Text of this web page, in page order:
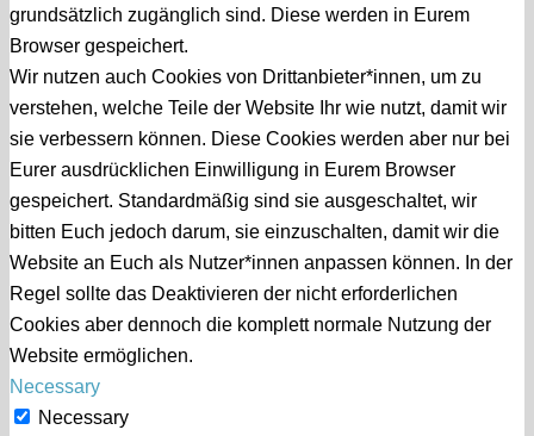
grundsätzlich zugänglich sind. Diese werden in Eurem
Browser gespeichert.
Wir nutzen auch Cookies von Drittanbieter*innen, um zu
verstehen, welche Teile der Website Ihr wie nutzt, damit wir
sie verbessern können. Diese Cookies werden aber nur bei
Eurer ausdrücklichen Einwilligung in Eurem Browser
gespeichert. Standardmäßig sind sie ausgeschaltet, wir
bitten Euch jedoch darum, sie einzuschalten, damit wir die
Website an Euch als Nutzer*innen anpassen können. In der
Regel sollte das Deaktivieren der nicht erforderlichen
Cookies aber dennoch die komplett normale Nutzung der
Website ermöglichen.
Necessary
Necessary